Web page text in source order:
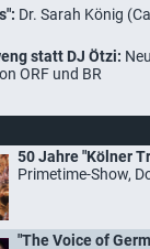
Dr. Sarah König
statt DJ Ötzi:
ORF und BR
50 Jahre "Kölner
Primetime-Show,
"The Voice of